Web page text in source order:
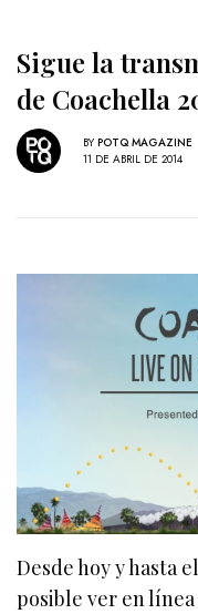
Sigue la
de Coachella
BY POTQ MAGAZINE
11 DE ABRIL DE 2014
Desde hoy y hasta
posible ver en